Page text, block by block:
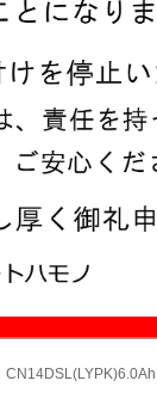
CN14DSL(LYPK)6.0Ah